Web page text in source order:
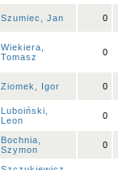
Szumiec, Jan 0
Wiekiera,
Tomasz
0
Ziomek, Igor 0
Luboiński,
Leon
0
Bochnia,
Szymon
0